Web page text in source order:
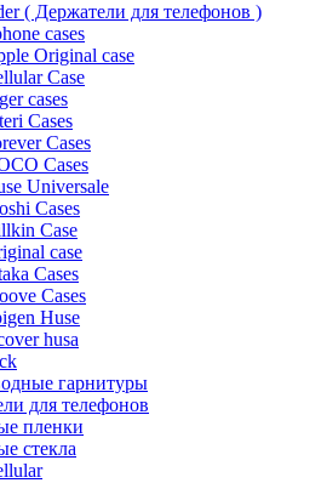
( Держатели для телефонов )
cases
Original case
Case
cases
Cases
Cases
Cases
Universale
Cases
Case
case
Cases
Cases
Huse
husa
гарнитуры
для телефонов
пленки
стекла